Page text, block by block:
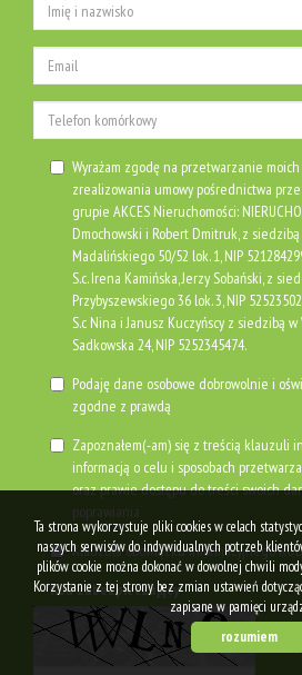
Wyrażam zgodę na przetwarzanie
zrealizowania umowy pośrednictwa
grupie AKCES Nieruchomości:
Dmochowski i Robert Dmitruk, z
Madalińskiego 50/52 lok. 1, NIP
S.c. Irena Kamińska, Jerzy Sobański, z
Przybyszewskiego 36 lok. 3, NIP
S.c Nina i Janusz Kuczyńscy z siedzibą
Sadkowska 24, NIP 5252345474.
Podaję dane osobowe dobrowolnie i
zgodne z prawdą
Zapoznałem(-am) się z treścią klauzuli
informacją o celu i sposobach
oraz prawie dostępu do treści swoich
poprawiania
Klauzula obowiązku informacyjnego
Kod zabezpieczający
Ta strona wykorzystuje pliki cookies w celach
naszych serwisów do indywidualnych potrzeb
plików cookie można dokonać w dowolnej chwili
Korzystanie z tej strony bez zmian ustawień
zapisane w pamięci
rozumiem